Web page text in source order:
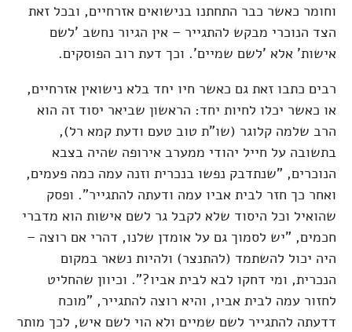
וחומר כאשר כבר התחתנו בנישואים אזרחיים, ובכל זאת
הצד הנוכרי מבקש להתגייר – אין הגיור נחשב 'לשם
אישות' אלא 'לשם שמיים'. וכך דעת רוב הפוסקים.
רבים כתבו זאת גם כאשר חיו יחד בלא נישואין אזרחיים,
או כאשר יכלו לחיות יחד: הראשון שביאר יסוד זה הוא
הרב שלמה קלוגר (שו"ת טוב טעם ודעת קמא רל),
בתשובה על חייל יהודי ממערב אירופה שהיה בצבא
הנוכרים, "שנתדבק נפשו בנכרית וזנה עמה כמה פעמים,
ואחר כך חזר לבית אביו עמה ודעתה להתגייר". ופסק
שהואיל וכל היסוד שלא לקבל גר לשם אישות הוא מדברי
חכמים, "יש לסמוך גם על אומדן שלנו, דהרי אם רוצה –
היה יכול להשתמד (להתנצר) ולהיות נשאר במקום
הנכרית, ומי דחקו לבא לבית אביו?". וכיוון שהחליט
לחזור עמה לבית אביו, והיא רוצה להתגייר, "מוכח
דדעתה להתגייר לשם שמיים ולא הוי לשם איש, לכך מותר